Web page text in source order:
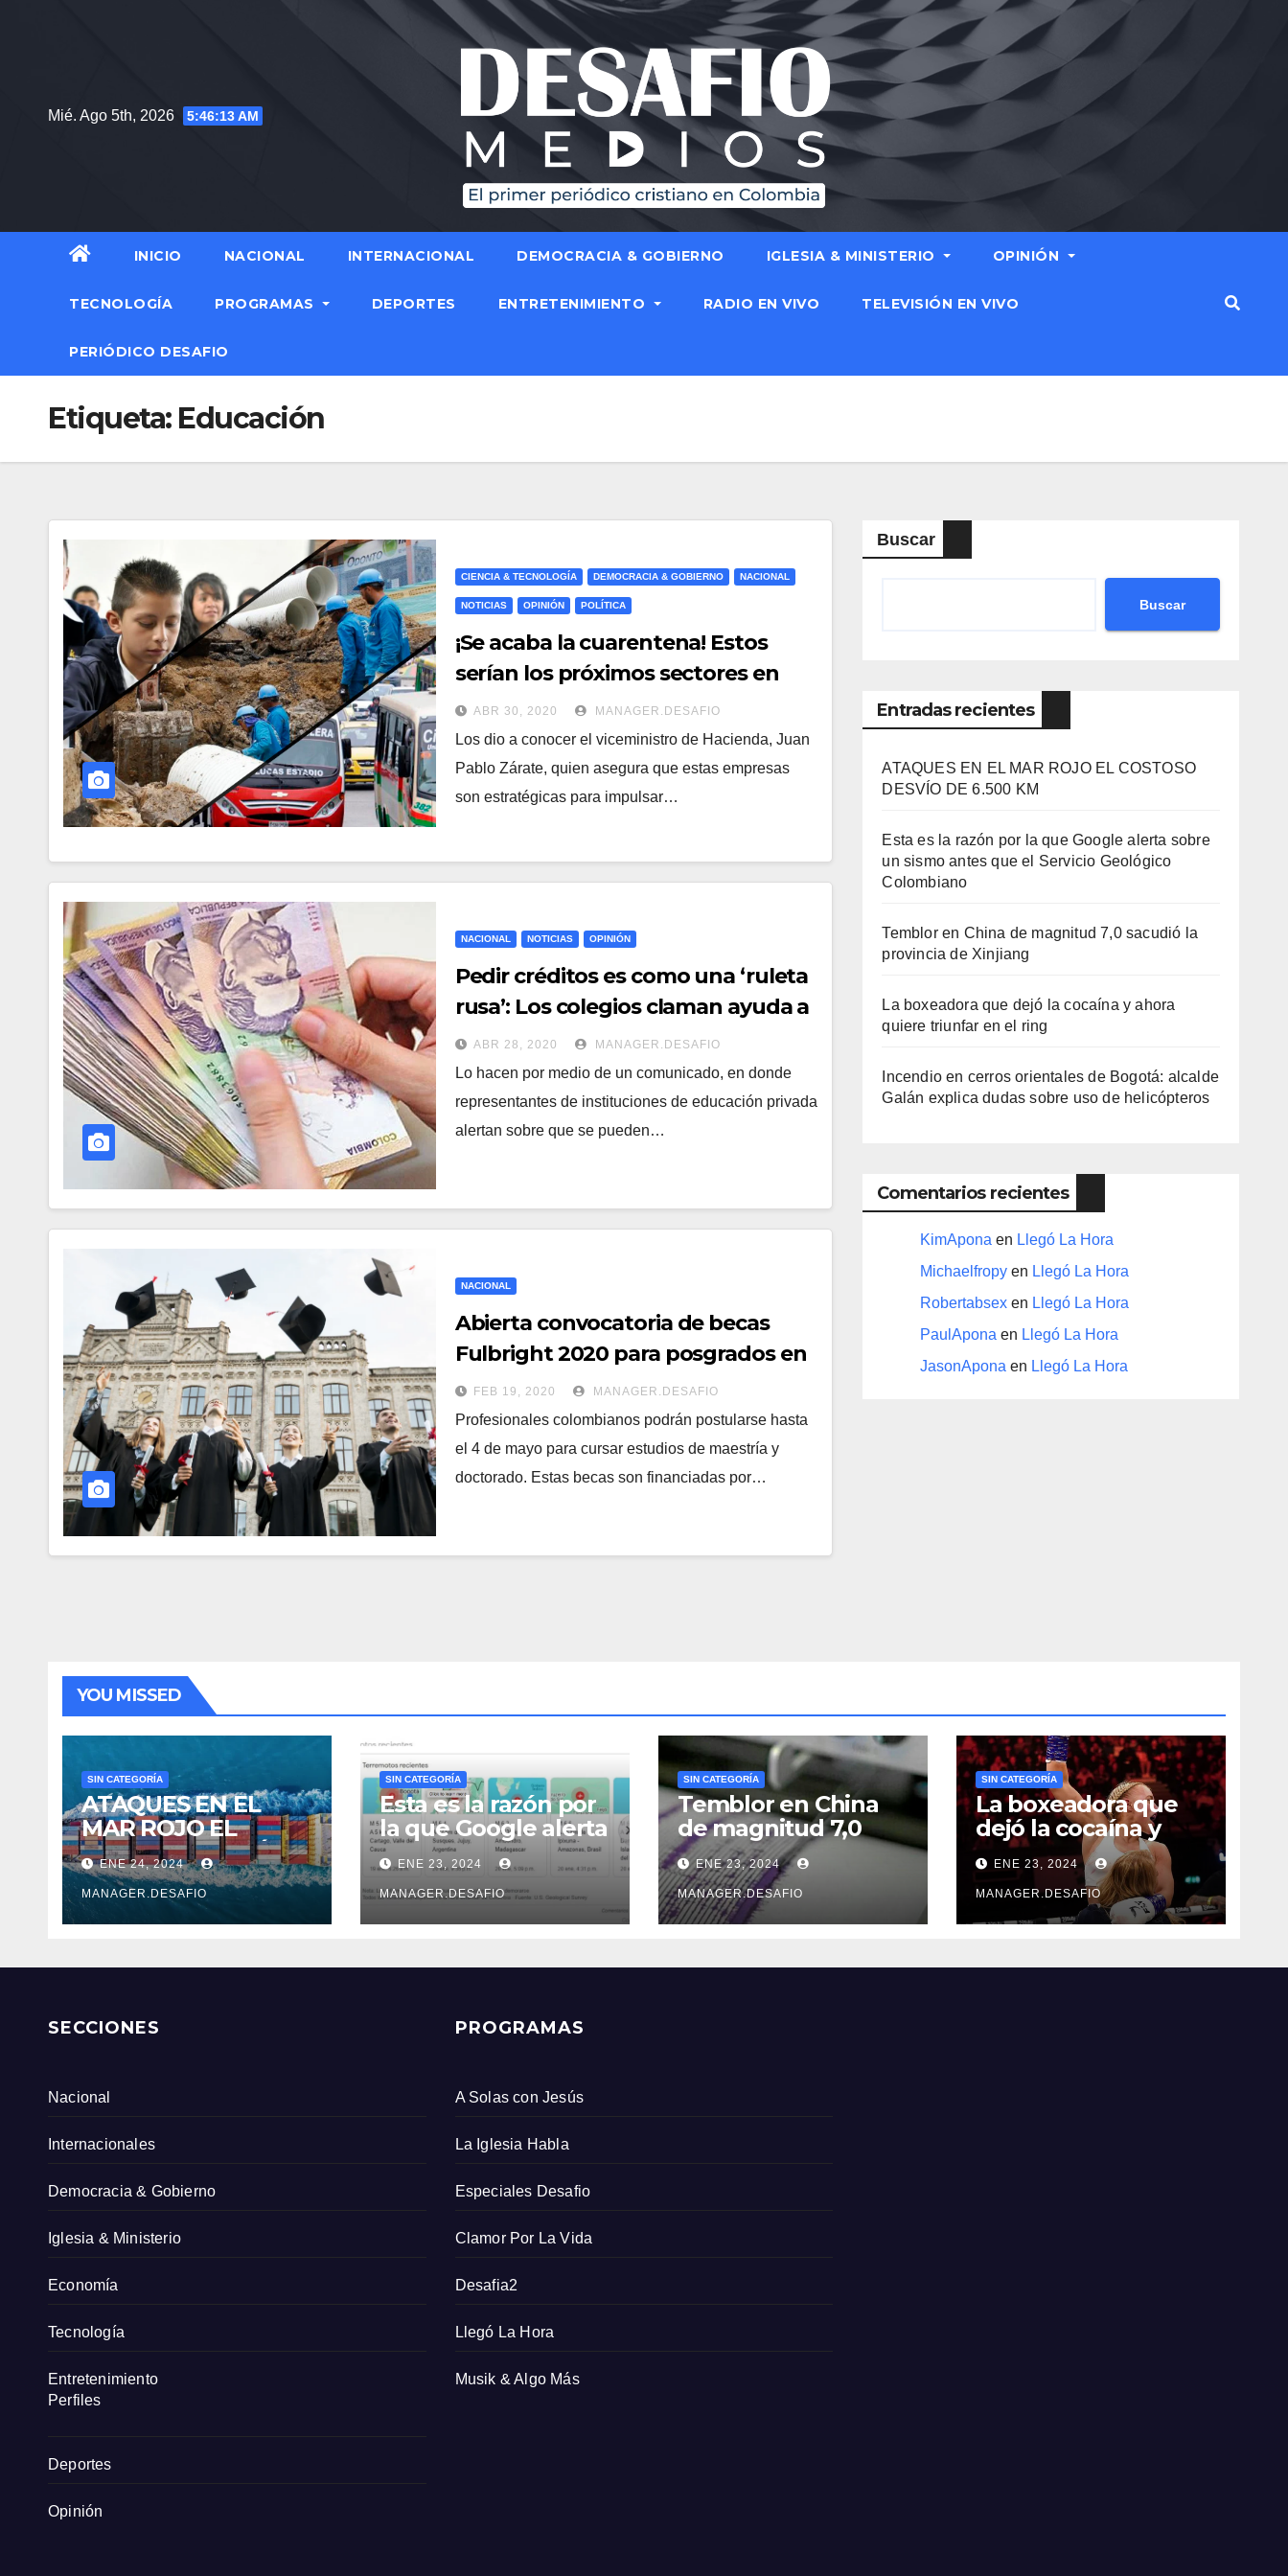
Mié. Ago 5th, 2026 5:46:14 AM
INICIO NACIONAL INTERNACIONAL DEMOCRACIA & GOBIERNO IGLESIA & MINISTERIO OPINIÓN
TECNOLOGÍA PROGRAMAS DEPORTES ENTRETENIMIENTO RADIO EN VIVO TELEVISIÓN EN VIVO
PERIÓDICO DESAFIO
Etiqueta: Educación
CIENCIA & TECNOLOGÍA DEMOCRACIA & GOBIERNO NACIONAL
NOTICIAS OPINIÓN POLÍTICA
¡Se acaba la cuarentena! Estos
serían los próximos sectores en
reactivarse en Colombia
ABR 30, 2020 MANAGER.DESAFIO
Los dio a conocer el viceministro de Hacienda, Juan
Pablo Zárate, quien asegura que estas empresas
son estratégicas para impulsar…
NACIONAL NOTICIAS OPINIÓN
Pedir créditos es como una ‘ruleta
rusa’: Los colegios claman ayuda a
Gobierno para no perder el año
ABR 28, 2020 MANAGER.DESAFIO
Lo hacen por medio de un comunicado, en donde
representantes de instituciones de educación privada
alertan sobre que se pueden…
NACIONAL
Abierta convocatoria de becas
Fulbright 2020 para posgrados en
Estados Unidos
FEB 19, 2020 MANAGER.DESAFIO
Profesionales colombianos podrán postularse hasta
el 4 de mayo para cursar estudios de maestría y
doctorado. Estas becas son financiadas por…
Buscar
Buscar
Entradas recientes
ATAQUES EN EL MAR ROJO EL COSTOSO
DESVÍO DE 6.500 KM
Esta es la razón por la que Google alerta sobre
un sismo antes que el Servicio Geológico
Colombiano
Temblor en China de magnitud 7,0 sacudió la
provincia de Xinjiang
La boxeadora que dejó la cocaína y ahora
quiere triunfar en el ring​
Incendio en cerros orientales de Bogotá: alcalde
Galán explica dudas sobre uso de helicópteros
Comentarios recientes
KimApona en Llegó La Hora
Michaelfropy en Llegó La Hora
Robertabsex en Llegó La Hora
PaulApona en Llegó La Hora
JasonApona en Llegó La Hora
YOU MISSED
SIN CATEGORÍA
ATAQUES EN EL
MAR ROJO EL
COSTOSO DESVÍO
DE 6.500 KM
ENE 24, 2024
MANAGER.DESAFIO
SIN CATEGORÍA
Esta es la razón por
la que Google alerta
sobre un sismo
antes que el
Servicio Geológico
Colombiano
ENE 23, 2024
MANAGER.DESAFIO
SIN CATEGORÍA
Temblor en China
de magnitud 7,0
sacudió la provincia
de Xinjiang
ENE 23, 2024
MANAGER.DESAFIO
SIN CATEGORÍA
La boxeadora que
dejó la cocaína y
ahora quiere
triunfar en el ring​
ENE 23, 2024
MANAGER.DESAFIO
SECCIONES
Nacional
Internacionales
Democracia & Gobierno
Iglesia & Ministerio
Economía
Tecnología
Entretenimiento
Perfiles
Deportes
Opinión
PROGRAMAS
A Solas con Jesús
La Iglesia Habla
Especiales Desafio
Clamor Por La Vida
Desafia2
Llegó La Hora
Musik & Algo Más